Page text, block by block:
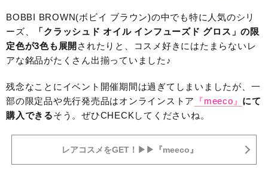
BOBBI BROWN(ボビイ ブラウン)の中でも特に人気のシリ
ーズ、
「クラッシュド オイル インフューズド グロス」の限
定色が3色も展開 されたりと、コスメ好きにはたまらないレ
アな銘品がたくさん出揃っていました♪
残念なことにイベント開催期間は過ぎてしまいましたが、一
部の限定品や先行発売品はオンラインストア
『meeco』 にて
購入できるそう。ぜひCHECKしてくださいね。
レアコスメをGET！▶︎▶︎『meeco』